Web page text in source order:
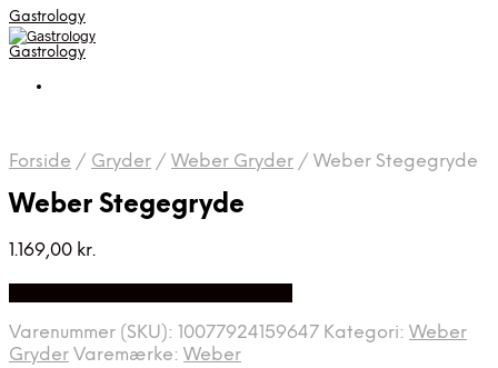
Gastrology
Gastrology
Forside / Gryder / Weber Gryder / Weber Stegegryde
Weber Stegegryde
1.169,00 kr.
Varenummer (SKU): 10077924159647 Kategori: Weber
Gryder Varemærke: Weber